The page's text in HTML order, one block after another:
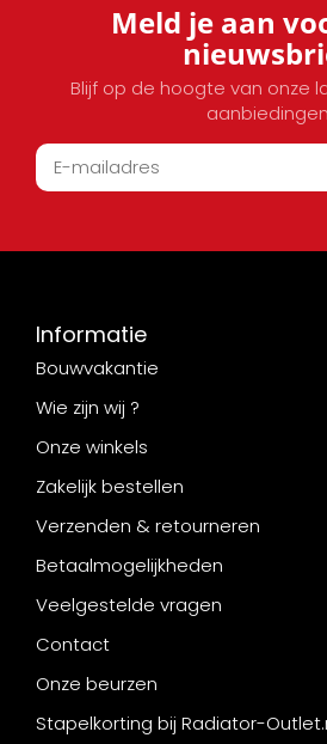
Meld je aan
Blijf op de hoogte van onze
aanbiedingen
Informatie
Bouwvakantie
Wie zijn wij ?
Onze winkels
Zakelijk bestellen
Verzenden & retourneren
Betaalmogelijkheden
Veelgestelde vragen
Contact
Onze beurzen
Stapelkorting bij Radiator-